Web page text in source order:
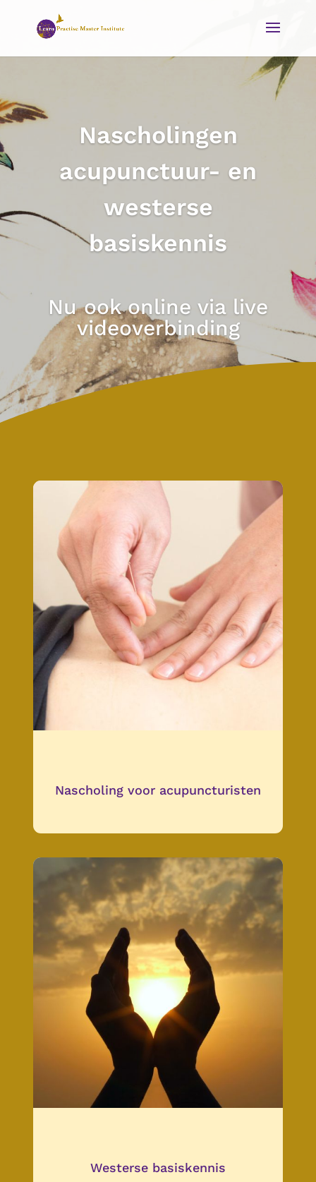
Nascholingen
acupunctuur- en
westerse
basiskennis
Nu ook online via live
videoverbinding
Nascholing voor acupuncturisten
Westerse basiskennis